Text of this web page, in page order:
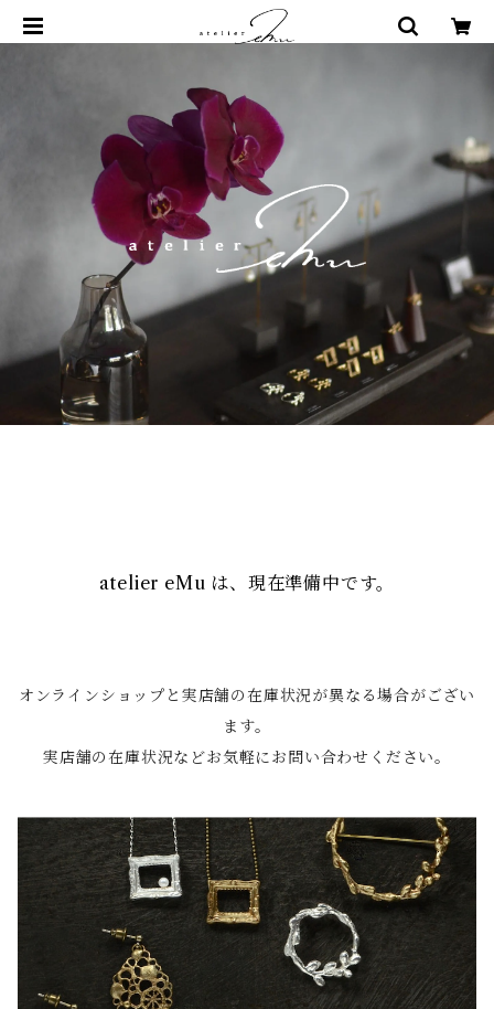
atelier eMu は、現在準備中です。
オンラインショップと実店舗の在庫状況が異なる場合がござい
ます。
実店舗の在庫状況などお気軽にお問い合わせください。